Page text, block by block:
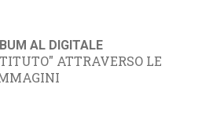
AL DIGITALE
ATTRAVERSO LE